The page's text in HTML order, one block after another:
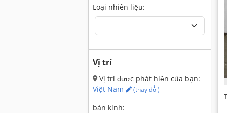
Loại nhiên liệu:
Vị trí
Vị trí được phát hiện của bạn:
Việt Nam
(thay đổi)
bán kính: